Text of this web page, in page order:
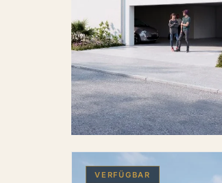
VERFÜGBAR